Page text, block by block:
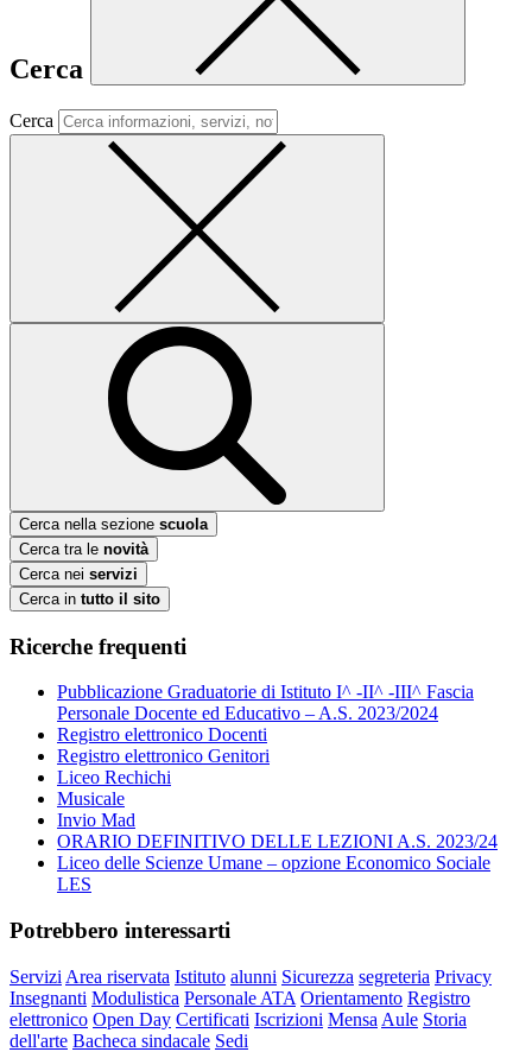
Cerca
Cerca
Cerca nella sezione scuola
Cerca tra le novità
Cerca nei servizi
Cerca in tutto il sito
Ricerche frequenti
Pubblicazione Graduatorie di Istituto I^ -II^ -III^ Fascia
Personale Docente ed Educativo – A.S. 2023/2024
Registro elettronico Docenti
Registro elettronico Genitori
Liceo Rechichi
Musicale
Invio Mad
ORARIO DEFINITIVO DELLE LEZIONI A.S. 2023/24
Liceo delle Scienze Umane – opzione Economico Sociale
LES
Potrebbero interessarti
Servizi Area riservata Istituto alunni Sicurezza segreteria Privacy
Insegnanti Modulistica Personale ATA Orientamento Registro
elettronico Open Day Certificati Iscrizioni Mensa Aule Storia
dell'arte Bacheca sindacale Sedi